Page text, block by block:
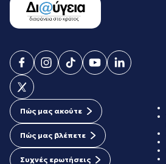
Πώς μας ακούτε
Πώς μας βλέπετε
Συχνές ερωτήσεις